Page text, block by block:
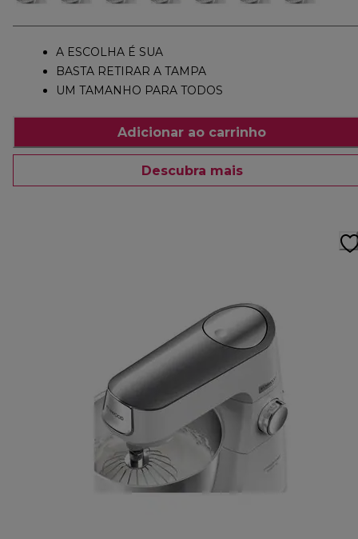
A ESCOLHA É SUA
BASTA RETIRAR A TAMPA
UM TAMANHO PARA TODOS
Adicionar ao carrinho
Descubra mais